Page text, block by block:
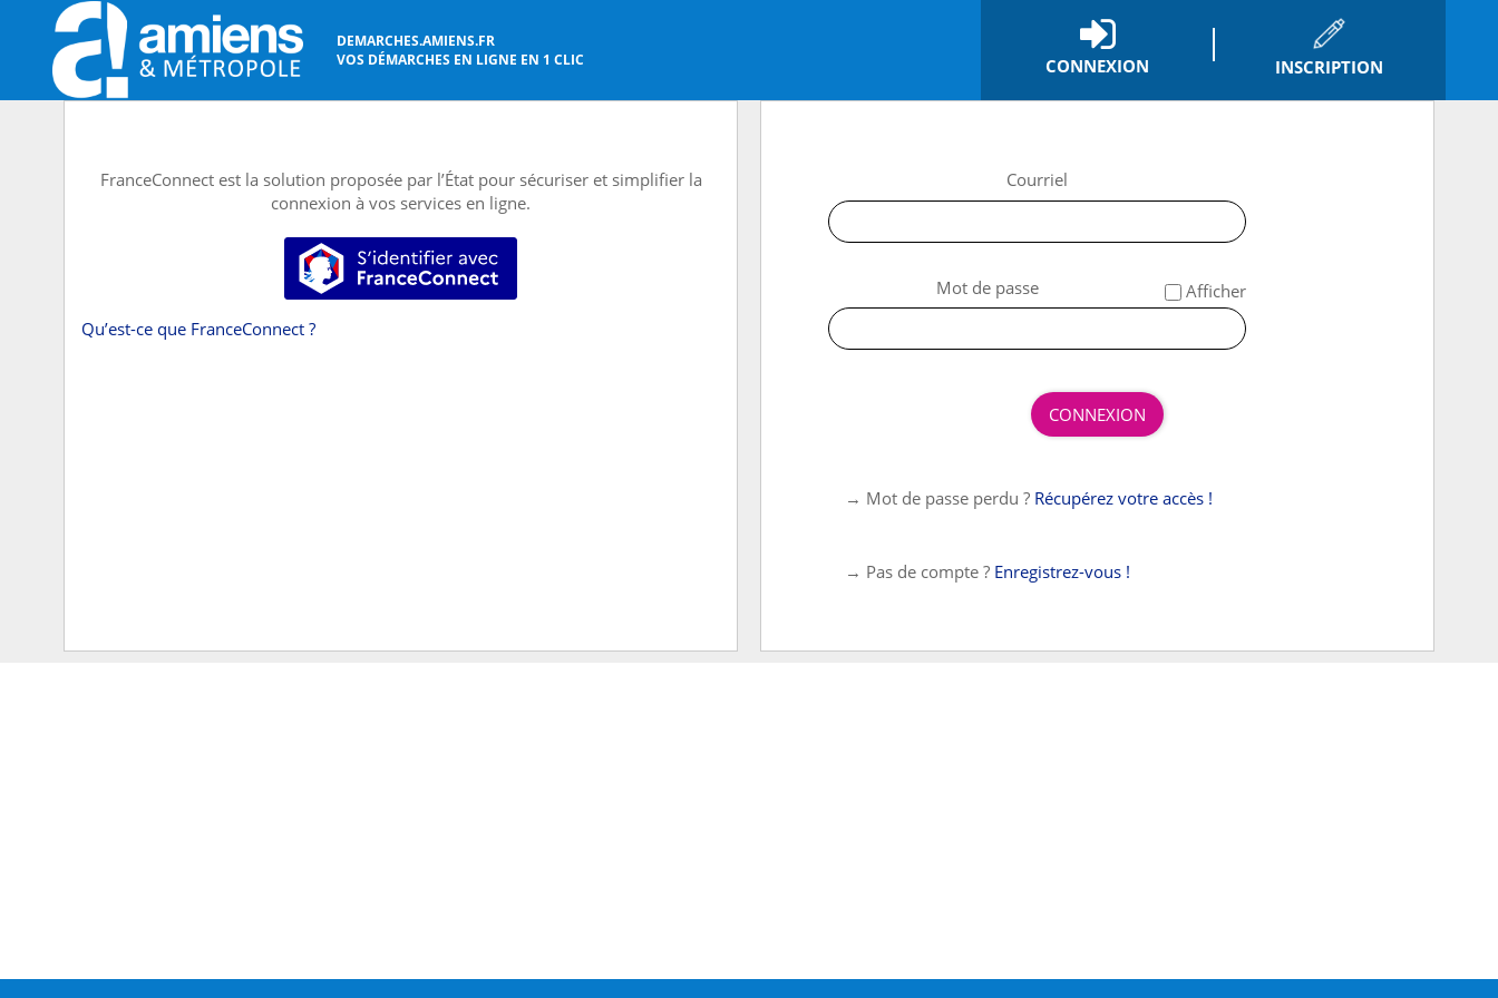
DEMARCHES.AMIENS.FR
VOS DÉMARCHES EN LIGNE EN 1 CLIC
CONNEXION INSCRIPTION
FranceConnect est la solution proposée par l’État pour sécuriser et simplifier la
connexion à vos services en ligne.
S’identifier avec FranceConnect
Qu’est-ce que FranceConnect ?
Courriel
*
Mot de passe Afficher
CONNEXION
→ Mot de passe perdu ? Récupérez votre accès !
→ Pas de compte ? Enregistrez-vous !